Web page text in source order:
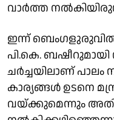
വാർത്ത
ഇന്ന്
പി.കെ.
ചർച്ചയിലാണ് പാലം
കാര്യങ്ങൾ ഉടനെ
വയ്ക്കുമെന്നും